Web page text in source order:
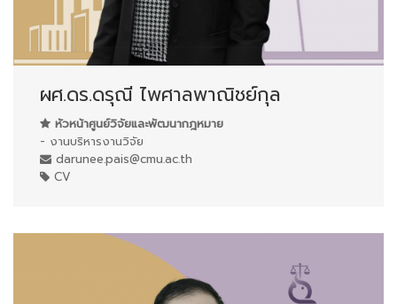
ผศ.ดร.ดรุณี ไพศาลพาณิชย์กุล
หัวหน้าศูนย์วิจัยและพัฒนากฎหมาย
- งานบริหารงานวิจัย
darunee.pais@cmu.ac.th
CV